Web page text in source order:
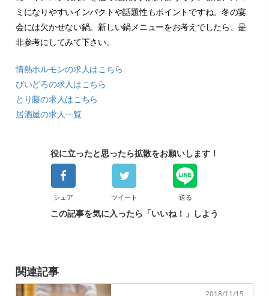
ミになりやすいインパクトや話題性もポイントですね。冬の宴
会には欠かせない鍋。新しい鍋メニューをお考えでしたら、是
非参考にしてみて下さい。
情熱ホルモンの求人はこちら
びいどろの求人はこちら
とり藤の求人はこちら
居酒屋の求人一覧
役に立ったと思ったら拡散をお願いします！
シェア ツイート 送る
この記事を気に入ったら「いいね！」しよう
関連記事